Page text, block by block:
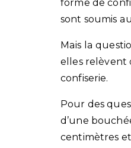
forme de
sont soumis
Mais la
elles relèvent
confiserie.
Pour des
d’une
centimètres et